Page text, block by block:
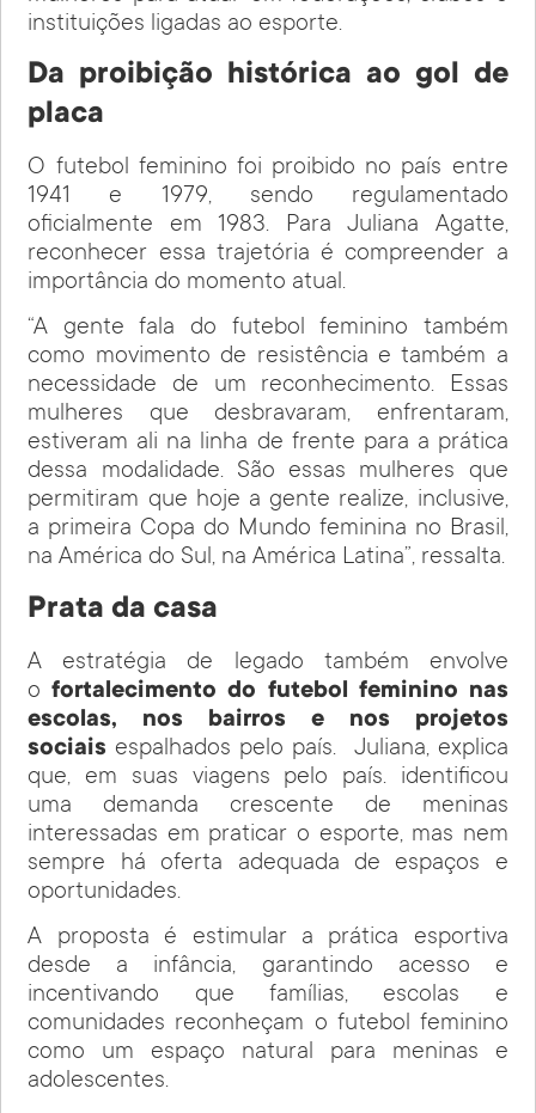
instituições ligadas ao esporte.
Da proibição histórica ao gol de
placa
O futebol feminino foi proibido no país entre
1941 e 1979, sendo regulamentado
oficialmente em 1983. Para Juliana Agatte,
reconhecer essa trajetória é compreender a
importância do momento atual.
“A gente fala do futebol feminino também
como movimento de resistência e também a
necessidade de um reconhecimento. Essas
mulheres que desbravaram, enfrentaram,
estiveram ali na linha de frente para a prática
dessa modalidade. São essas mulheres que
permitiram que hoje a gente realize, inclusive,
a primeira Copa do Mundo feminina no Brasil,
na América do Sul, na América Latina”, ressalta.
Prata da casa
A estratégia de legado também envolve
ofortalecimento do futebol feminino nas
escolas, nos bairros e nos projetos
sociais espalhados pelo país. Juliana, explica
que, em suas viagens pelo país. identificou
uma demanda crescente de meninas
interessadas em praticar o esporte, mas nem
sempre há oferta adequada de espaços e
oportunidades.
A proposta é estimular a prática esportiva
desde a infância, garantindo acesso e
incentivando que famílias, escolas e
comunidades reconheçam o futebol feminino
como um espaço natural para meninas e
adolescentes.